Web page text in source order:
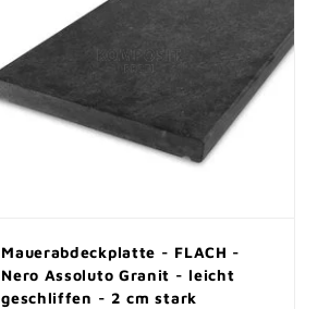
Mauerabdeckplatte - FLACH -
Nero Assoluto Granit - leicht
geschliffen - 2 cm stark